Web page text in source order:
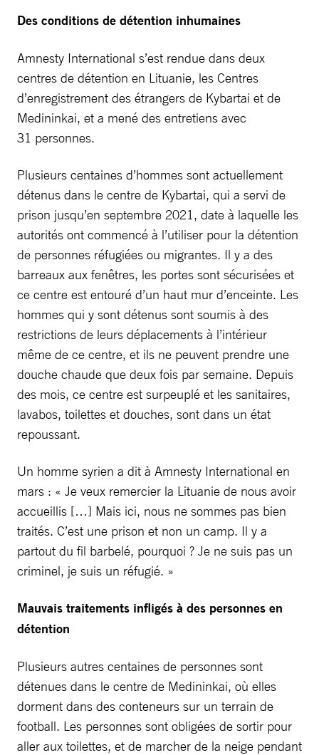
Des conditions de détention inhumaines
Amnesty International s’est rendue dans deux
centres de détention en Lituanie, les Centres
d’enregistrement des étrangers de Kybartai et de
Medininkai, et a mené des entretiens avec
31 personnes.
Plusieurs centaines d’hommes sont actuellement
détenus dans le centre de Kybartai, qui a servi de
prison jusqu’en septembre 2021, date à laquelle les
autorités ont commencé à l’utiliser pour la détention
de personnes réfugiées ou migrantes. Il y a des
barreaux aux fenêtres, les portes sont sécurisées et
ce centre est entouré d’un haut mur d’enceinte. Les
hommes qui y sont détenus sont soumis à des
restrictions de leurs déplacements à l’intérieur
même de ce centre, et ils ne peuvent prendre une
douche chaude que deux fois par semaine. Depuis
des mois, ce centre est surpeuplé et les sanitaires,
lavabos, toilettes et douches, sont dans un état
repoussant.
Un homme syrien a dit à Amnesty International en
mars : « Je veux remercier la Lituanie de nous avoir
accueillis […] Mais ici, nous ne sommes pas bien
traités. C’est une prison et non un camp. Il y a
partout du fil barbelé, pourquoi ? Je ne suis pas un
criminel, je suis un réfugié. »
Mauvais traitements infligés à des personnes en
détention
Plusieurs autres centaines de personnes sont
détenues dans le centre de Medininkai, où elles
dorment dans des conteneurs sur un terrain de
football. Les personnes sont obligées de sortir pour
aller aux toilettes, et de marcher de la neige pendant